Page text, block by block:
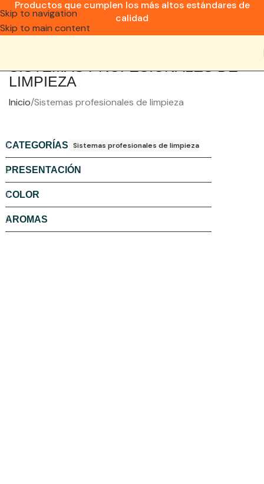
Skip to navigation
Skip to main content
SISTEMAS PROFESIONALES DE
LIMPIEZA
Inicio Sistemas profesionales de limpieza
CATEGORÍAS Sistemas profesionales de limpieza
PRESENTACIÓN
COLOR
AROMAS
Productos que cumplen los más altos estándares de
calidad